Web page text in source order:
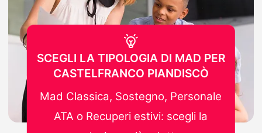
SCEGLI LA TIPOLOGIA DI MAD PER
CASTELFRANCO PIANDISCÒ
Mad Classica, Sostegno, Personale
ATA o Recuperi estivi: scegli la